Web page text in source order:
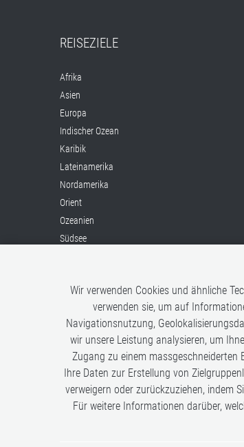
REISEZIELE
Afrika
Asien
Europa
Indischer Ozean
Karibik
Lateinamerika
Nordamerika
Orient
Ozeanien
Südsee
Wir verwenden Cookies und ähnliche
verwenden sie, um auf
Navigationsnutzung,
wir unsere Leistung analysieren, um
Zugang zu einem
Ihre Daten zur Erstellung von
verweigern oder zurückzuziehen, indem
Für weitere Informationen darüber,